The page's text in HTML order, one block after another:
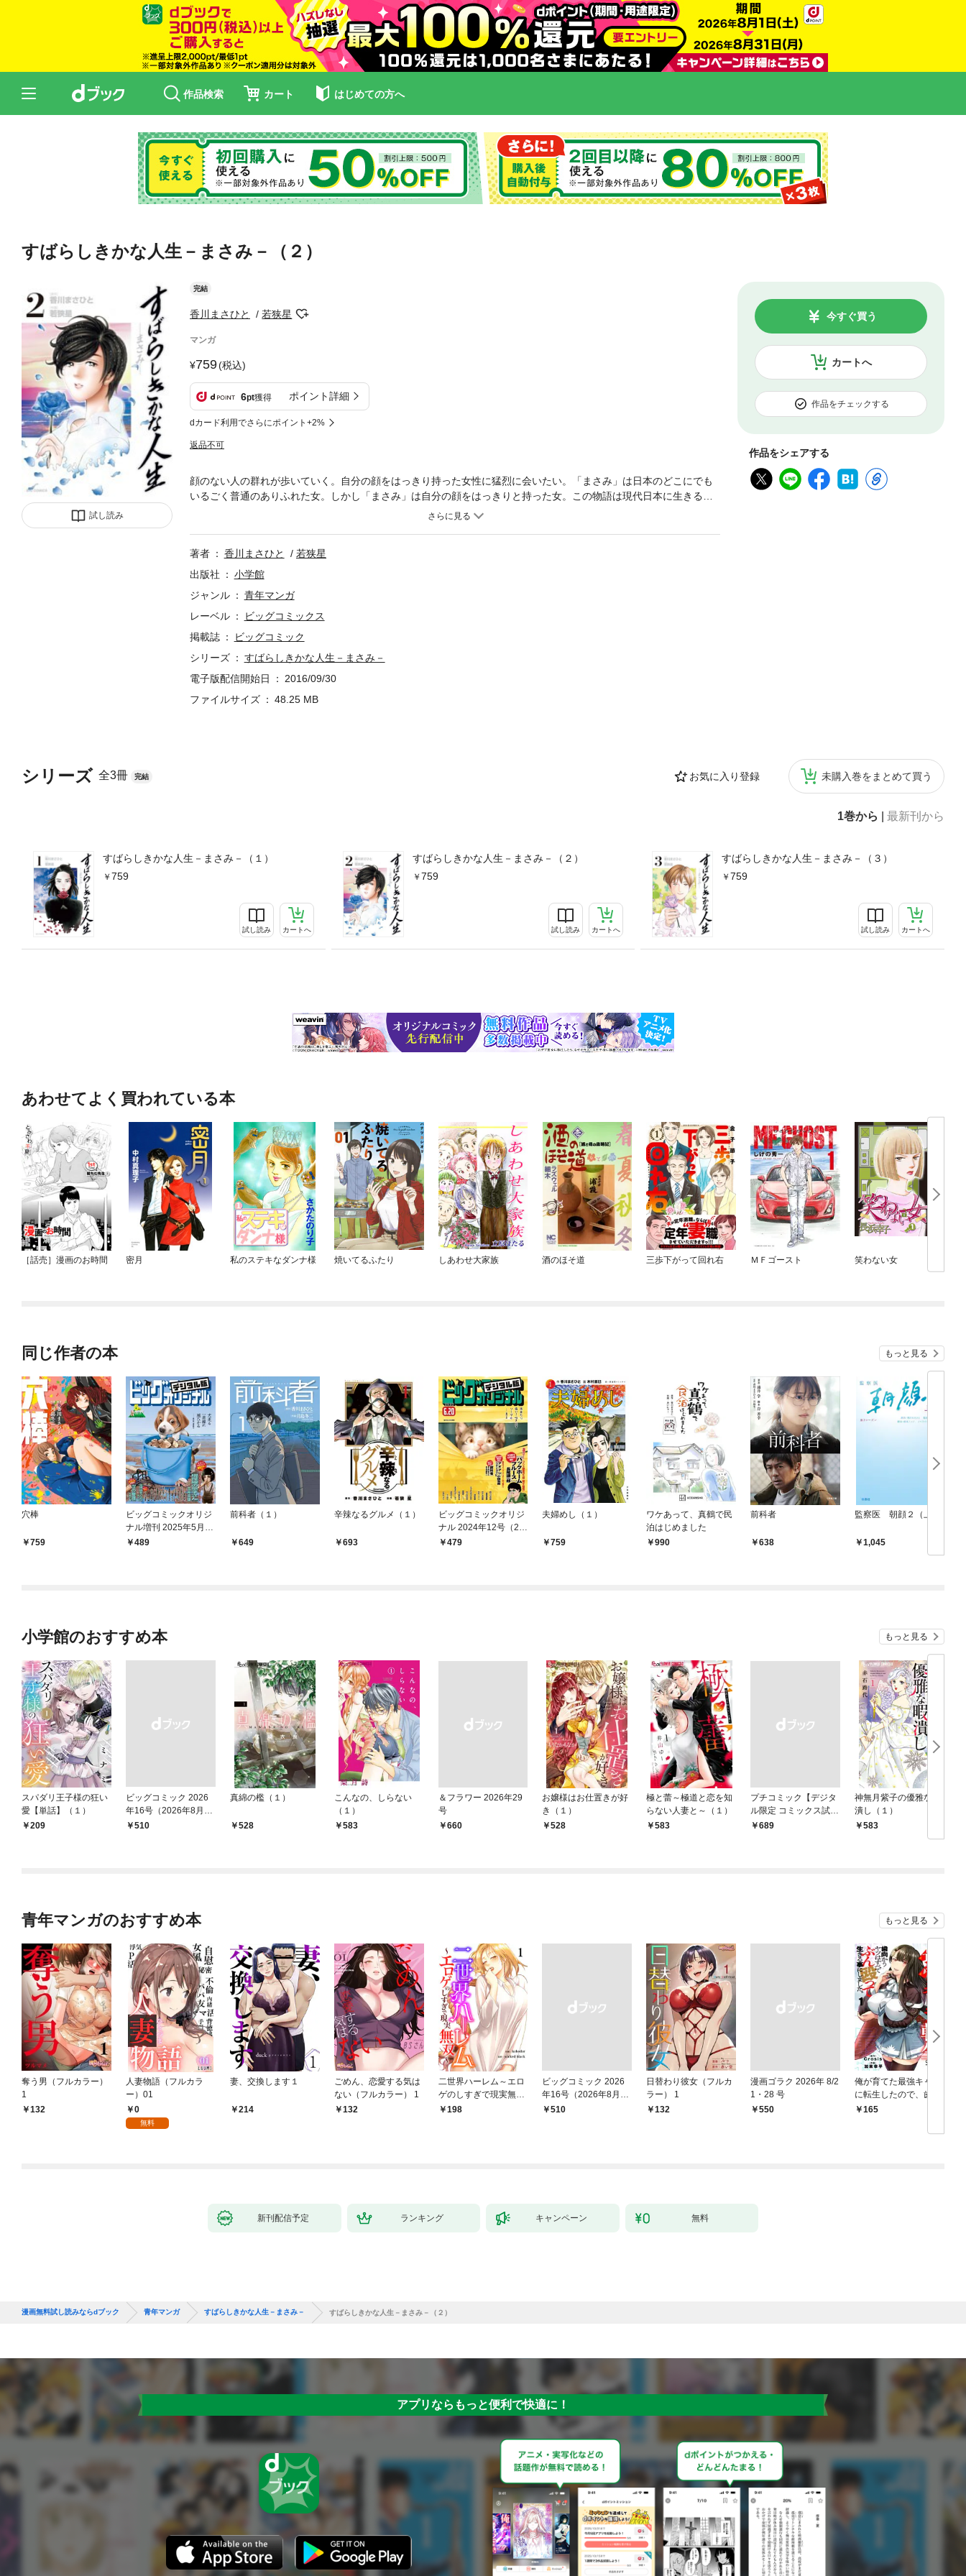
作品検索 カート はじめての方へ
すばらしきかな人生－まさみ－（２）
試し読み
完結
香川まさひと 若狭星
マンガ
759(税込)
6pt獲得 ポイント詳細
dカード利用でさらにポイント+2%
返品不可
カートへ
今すぐ買う
作品をチェックする
作品をシェアする
シリーズ 全3冊 完結 お気に入り登録 未購入巻をまとめて買う
1巻から 最新刊から
すばらしきかな人生－まさみ－（１）
759
試し読み カートへ
すばらしきかな人生－まさみ－（２）
759
試し読み カートへ
すばらしきかな人生－まさみ－（３）
759
試し読み カートへ
顔のない人の群れが歩いていく。自分の顔をはっきり持った女性に猛烈に会いたい。「まさみ」は日本のどこにでも
いるごく普通のありふれた女。しかし「まさみ」は自分の顔をはっきりと持った女。この物語は現代日本に生きる女
たちの生き様を綴った読み切り連載形式のヒューマンドラマである。第2集には、戸籍のない女性と弁護士とのやりと
ほか9編の短編を収録。現代日本の抱える問題点が浮き彫りになる珠玉の人間物語をお楽しみください。
著者 香川まさひと
若狭星
出版社
小学館
ジャンル
青年マンガ
レーベル
ビッグコミックス
掲載誌
ビッグコミック
シリーズ
すばらしきかな人生－まさみ－
電子版配信開始日
2016/09/30
ファイルサイズ
48.25 MB
あわせてよく買われている本
［話売］漫画のお時間 密月 私のステキなダンナ様 焼いてるふたり しあわせ大家族 酒のほそ道 三歩下がって回れ右 ＭＦゴースト 笑わない女
同じ作者の本 もっと見る
穴棒
759
ビッグコミックオリジ
ナル増刊 2025年5月増
刊号（2025年4月12日
489
前科者（１）
649
辛辣なるグルメ（１）
693
ビッグコミックオリジ
ナル 2024年12号（20
24年6月5日発売)
479
夫婦めし（１）
759
ワケあって、真鶴で民
泊はじめました
990
前科者
638
監察医 朝顔２（上）
1,045
小学館のおすすめ本 もっと見る
スパダリ王子様の狂い
愛【単話】（１）
209
ビッグコミック 2026
年16号（2026年8月7
日発売）
￥510
真綿の檻（１）
528
こんなの、しらない
（１）
583
＆フラワー 2026年29
号
￥660
お嬢様はお仕置きが好
き（１）
528
極と蕾～極道と恋を知
らない人妻と～（１）
583
プチコミック【デジタ
ル限定 コミックス試し
読み特典付き】 2026
￥689
神無月紫子の優雅な暇
潰し（１）
583
青年マンガのおすすめ本 もっと見る
奪う男（フルカラー）
1
132
人妻物語（フルカラ
ー）01
0
無料
妻、交換します１
214
ごめん、恋愛する気は
ない（フルカラー） 1
132
二世界ハーレム～エロ
ゲのしすぎで現実無双
～１198
ビッグコミック 2026
年16号（2026年8月7
日発売）
￥510
日替わり彼女（フルカ
ラー） 1
132
漫画ゴラク 2026年 8/2
1・28 号
￥550
俺が育てた最強キャラ
に転生したので、歯向
かうヤツはすべてぶん
165
新刊配信予定 ランキング キャンペーン 無料
漫画無料試し読みならdブック 青年マンガ すばらしきかな人生－まさみ－ すばらしきかな人生－まさみ－（２）
アプリならもっと便利で快適に！